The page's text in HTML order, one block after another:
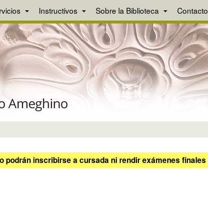
Instructivos Sobre la Biblioteca Contacto
inscribirse a cursada ni rendir exámenes finales